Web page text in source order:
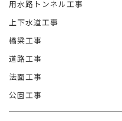
用水路トンネル工事
上下水道工事
橋梁工事
道路工事
法面工事
公園工事